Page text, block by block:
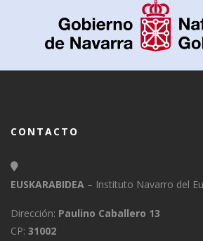
CONTACTO
EUSKARABIDEA – Instituto Navarro del
Dirección: Paulino Caballero 13
CP: 31002